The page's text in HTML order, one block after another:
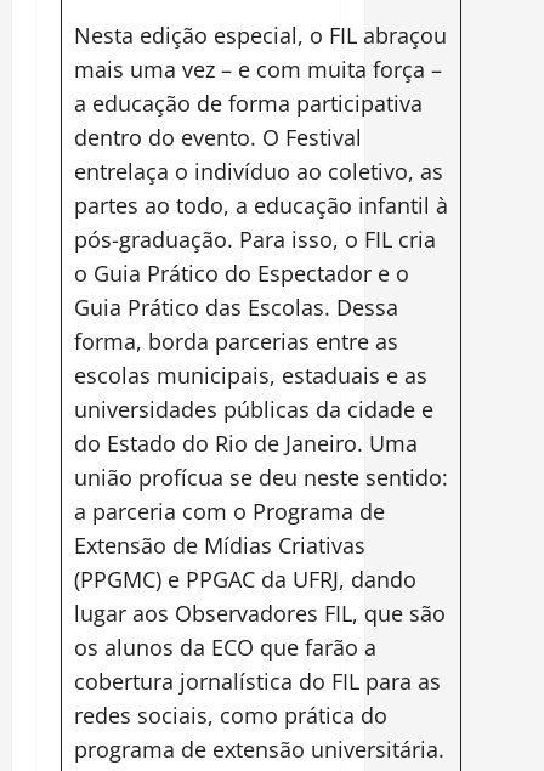
Nesta edição especial, o FIL abraçou
mais uma vez – e com muita força –
a educação de forma participativa
dentro do evento. O Festival
entrelaça o indivíduo ao coletivo, as
partes ao todo, a educação infantil à
pós-graduação. Para isso, o FIL cria
o Guia Prático do Espectador e o
Guia Prático das Escolas. Dessa
forma, borda parcerias entre as
escolas municipais, estaduais e as
universidades públicas da cidade e
do Estado do Rio de Janeiro. Uma
união profícua se deu neste sentido:
a parceria com o Programa de
Extensão de Mídias Criativas
(PPGMC) e PPGAC da UFRJ, dando
lugar aos Observadores FIL, que são
os alunos da ECO que farão a
cobertura jornalística do FIL para as
redes sociais, como prática do
programa de extensão universitária.